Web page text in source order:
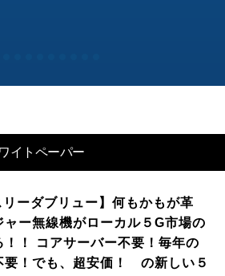
イトペーパー
リーダブリュー】何もかもが革
ー無線機がローカル５G市場の
！！ コアサーバー不要！毎年の
要！でも、超安価！ の新しい５